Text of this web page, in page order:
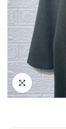
انقر للتكبير